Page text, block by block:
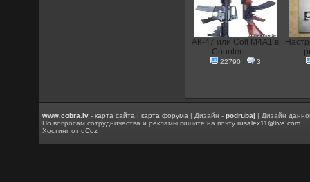
АК-47 или Colt M4A1 в
Counter ...
22790 | 3
www.cobra.lv -карта сайта |карта форума | Дизайн -podrubaj | Дизайн
По вопросам сотрудничества и рекламы пишите на почтуrusalex11@live.com
Хостинг отuCoz